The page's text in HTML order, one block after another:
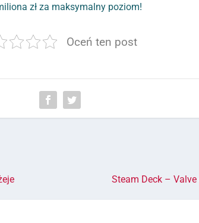
zł za maksymalny poziom!
Oceń ten post
Steam Deck –